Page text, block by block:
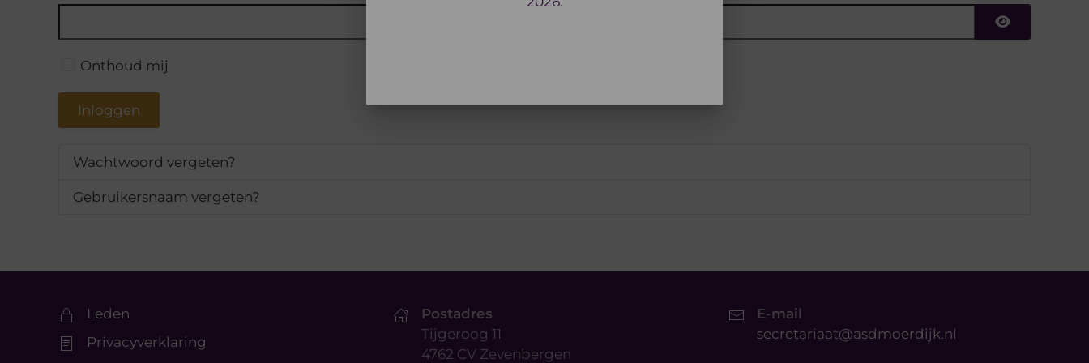
Onthoud mij
Inloggen
Wachtwoord vergeten?
Gebruikersnaam vergeten?
Leden
Privacyverklaring
Postadres
Tijgeroog 11
4762 CV Zevenbergen
E-mail
secretariaat@asdmoerdijk.nl